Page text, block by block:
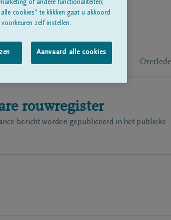
rouwregister
bericht worden gepubliceerd in het publieke
of andere functionaliteiten;
cookies” te klikken gaat u akkoord
zelf instellen.
Aanvaard alle cookies